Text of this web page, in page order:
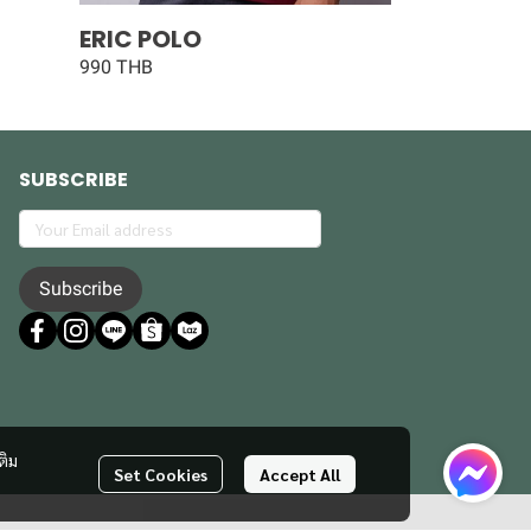
ERIC POLO
990 THB
ม
Set Cookies Accept All
SUBSCRIBE
Subscribe